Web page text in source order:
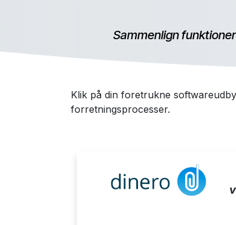
Sammenlign
Klik på din foretrukne
forretningsprocesser.